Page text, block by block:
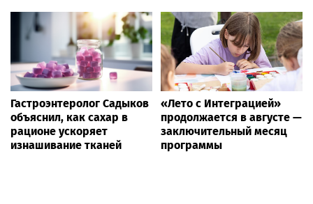
Гастроэнтеролог Садыков
объяснил, как сахар в
рационе ускоряет
изнашивание тканей
«Лето с Интеграцией»
продолжается в августе —
заключительный месяц
программы